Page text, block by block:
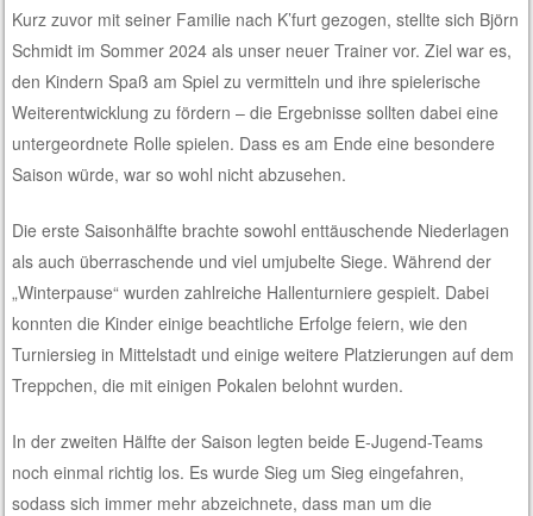
Kurz zuvor mit seiner Familie nach K’furt gezogen, stellte sich Björn
Schmidt im Sommer 2024 als unser neuer Trainer vor. Ziel war es,
den Kindern Spaß am Spiel zu vermitteln und ihre spielerische
Weiterentwicklung zu fördern – die Ergebnisse sollten dabei eine
untergeordnete Rolle spielen. Dass es am Ende eine besondere
Saison würde, war so wohl nicht abzusehen.
Die erste Saisonhälfte brachte sowohl enttäuschende Niederlagen
als auch überraschende und viel umjubelte Siege. Während der
„Winterpause“ wurden zahlreiche Hallenturniere gespielt. Dabei
konnten die Kinder einige beachtliche Erfolge feiern, wie den
Turniersieg in Mittelstadt und einige weitere Platzierungen auf dem
Treppchen, die mit einigen Pokalen belohnt wurden.
In der zweiten Hälfte der Saison legten beide E-Jugend-Teams
noch einmal richtig los. Es wurde Sieg um Sieg eingefahren,
sodass sich immer mehr abzeichnete, dass man um die